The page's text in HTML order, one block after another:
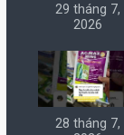
29 tháng 7,
2026
28 tháng 7,